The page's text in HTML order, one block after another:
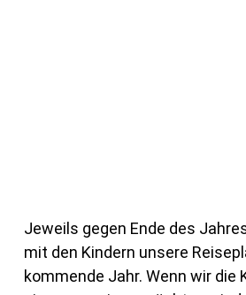
Jeweils gegen Ende des
mit den Kindern unsere
kommende Jahr. Wenn wir die